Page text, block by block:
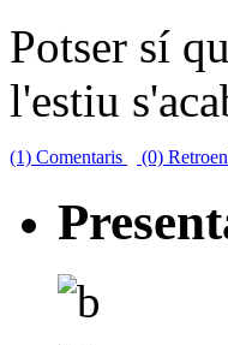
Potser sí
l'estiu
(1) Comentaris (0)